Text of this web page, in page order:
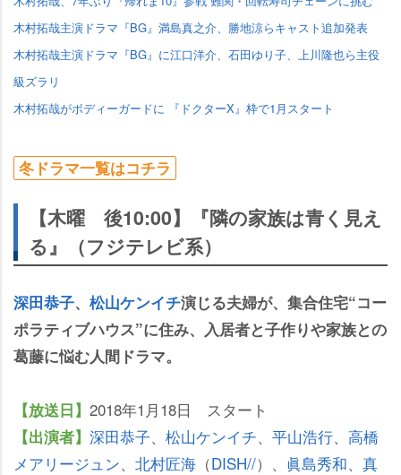
木村拓哉主演ドラマ『BG』満島真之介、勝地涼らキャスト追加発表
木村拓哉主演ドラマ『BG』に江口洋介、石田ゆり子、上川隆也ら主役
級ズラリ
木村拓哉がボディーガードに 『ドクターX』枠で1月スタート
冬ドラマ一覧はコチラ
【木曜 後10:00】『隣の家族は青く見え
る』（フジテレビ系）
深田恭子、 松山ケンイチ演じる夫婦が、集合住宅“コー
ポラティブハウス”に住み、入居者と子作りや家族との
葛藤に悩む人間ドラマ。
【放送日】 2018年1月18日 スタート
【出演者】 深田恭子、 松山ケンイチ、 平山浩行、 高橋
メアリージュン、 北村匠海 （DISH//）、 眞島秀和、 真